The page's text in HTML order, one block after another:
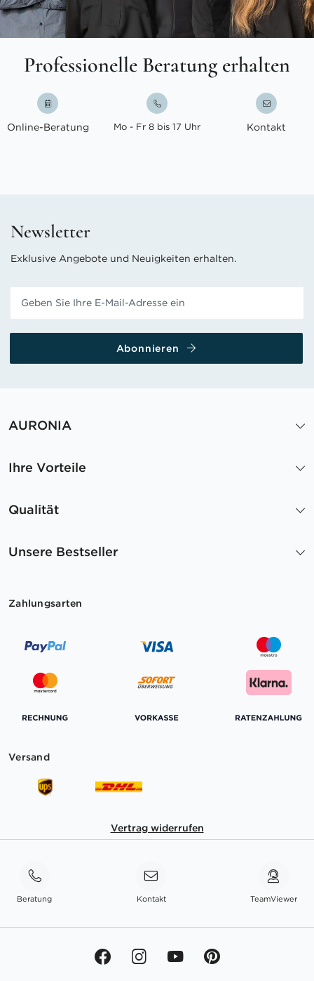
Professionelle Beratung erhalten
Online-Beratung Mo - Fr 8 bis 17 Uhr Kontakt
Newsletter
Exklusive Angebote und Neuigkeiten erhalten.
Abonnieren
AURONIA
Ihre Vorteile
Qualität
Unsere Bestseller
Zahlungsarten
Versand
Vertrag widerrufen
Beratung Kontakt TeamViewer